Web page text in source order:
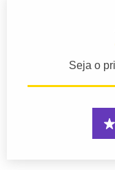
Seja o